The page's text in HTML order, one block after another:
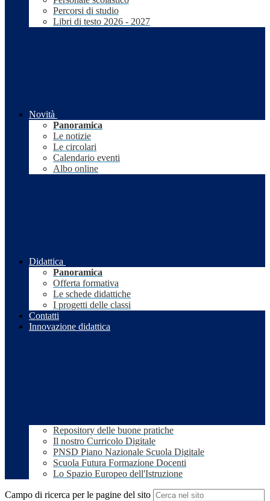
Percorsi di studio
Libri di testo 2026 - 2027
Novità
Panoramica
Le notizie
Le circolari
Calendario eventi
Albo online
Didattica
Panoramica
Offerta formativa
Le schede didattiche
I progetti delle classi
Contatti
Innovazione didattica
Repository delle buone pratiche
Il nostro Curricolo Digitale
PNSD Piano Nazionale Scuola Digitale
Scuola Futura Formazione Docenti
Lo Spazio Europeo dell'Istruzione
Campo di ricerca per le pagine del sito